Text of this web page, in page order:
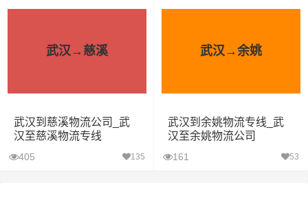
武汉→慈溪
武汉到慈溪物流公司_武
汉至慈溪物流专线
405 135
武汉→余姚
武汉到余姚物流专线_武
汉至余姚物流公司
161 53